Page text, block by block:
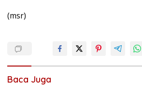
(msr)
Baca Juga